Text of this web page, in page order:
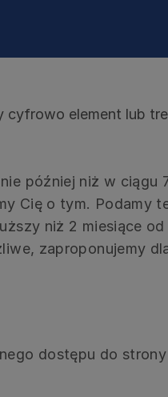
cyfrowo element lub
później niż w
Cię o tym. Podamy
niż 2 miesiące
zaproponujemy
dostępu do